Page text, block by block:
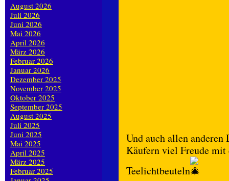
Und auch allen
Käufern viel Freude mit
Teelichtbeuteln
August 2026
Juli 2026
Juni 2026
Mai 2026
April 2026
März 2026
Februar 2026
Januar 2026
Dezember 2025
November 2025
Oktober 2025
September 2025
August 2025
Juli 2025
Juni 2025
Mai 2025
April 2025
März 2025
Februar 2025